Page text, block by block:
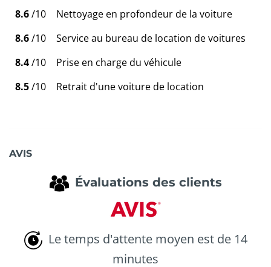
8.6/10
Nettoyage en profondeur de la voiture
8.6/10
Service au bureau de location de voitures
8.4/10
Prise en charge du véhicule
8.5/10 Retrait d'une voiture de location
AVIS
Évaluations des clients
Le temps d'attente moyen est de 14
minutes